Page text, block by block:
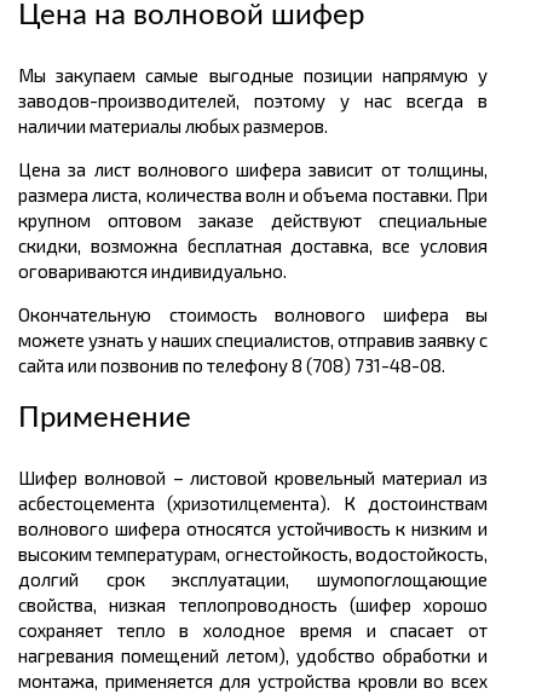
Цена на волновой шифер
Мы закупаем самые выгодные позиции напрямую у
заводов-производителей, поэтому у нас всегда в
наличии материалы любых размеров.
Цена за лист волнового шифера зависит от толщины,
размера листа, количества волн и объема поставки. При
крупном оптовом заказе действуют специальные
скидки, возможна бесплатная доставка, все условия
оговариваются индивидуально.
Окончательную стоимость волнового шифера вы
можете узнать у наших специалистов, отправив заявку с
сайта или позвонив по телефону 8 (708) 731-48-08.
Применение
Шифер волновой – листовой кровельный материал из
асбестоцемента (хризотилцемента). К достоинствам
волнового шифера относятся устойчивость к низким и
высоким температурам, огнестойкость, водостойкость,
долгий срок эксплуатации, шумопоглощающие
свойства, низкая теплопроводность (шифер хорошо
сохраняет тепло в холодное время и спасает от
нагревания помещений летом), удобство обработки и
монтажа, применяется для устройства кровли во всех